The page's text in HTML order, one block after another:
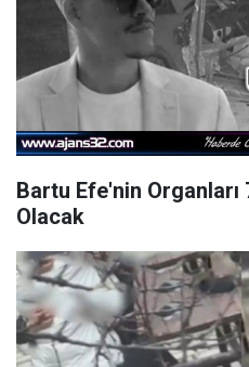
Bartu Efe'nin Organları
Olacak